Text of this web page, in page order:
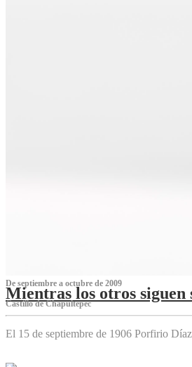
De septiembre a octubre de 2009
Mientras los otros
Castillo de Chapultepec
El 15 de septiembre de 1906 Porfirio